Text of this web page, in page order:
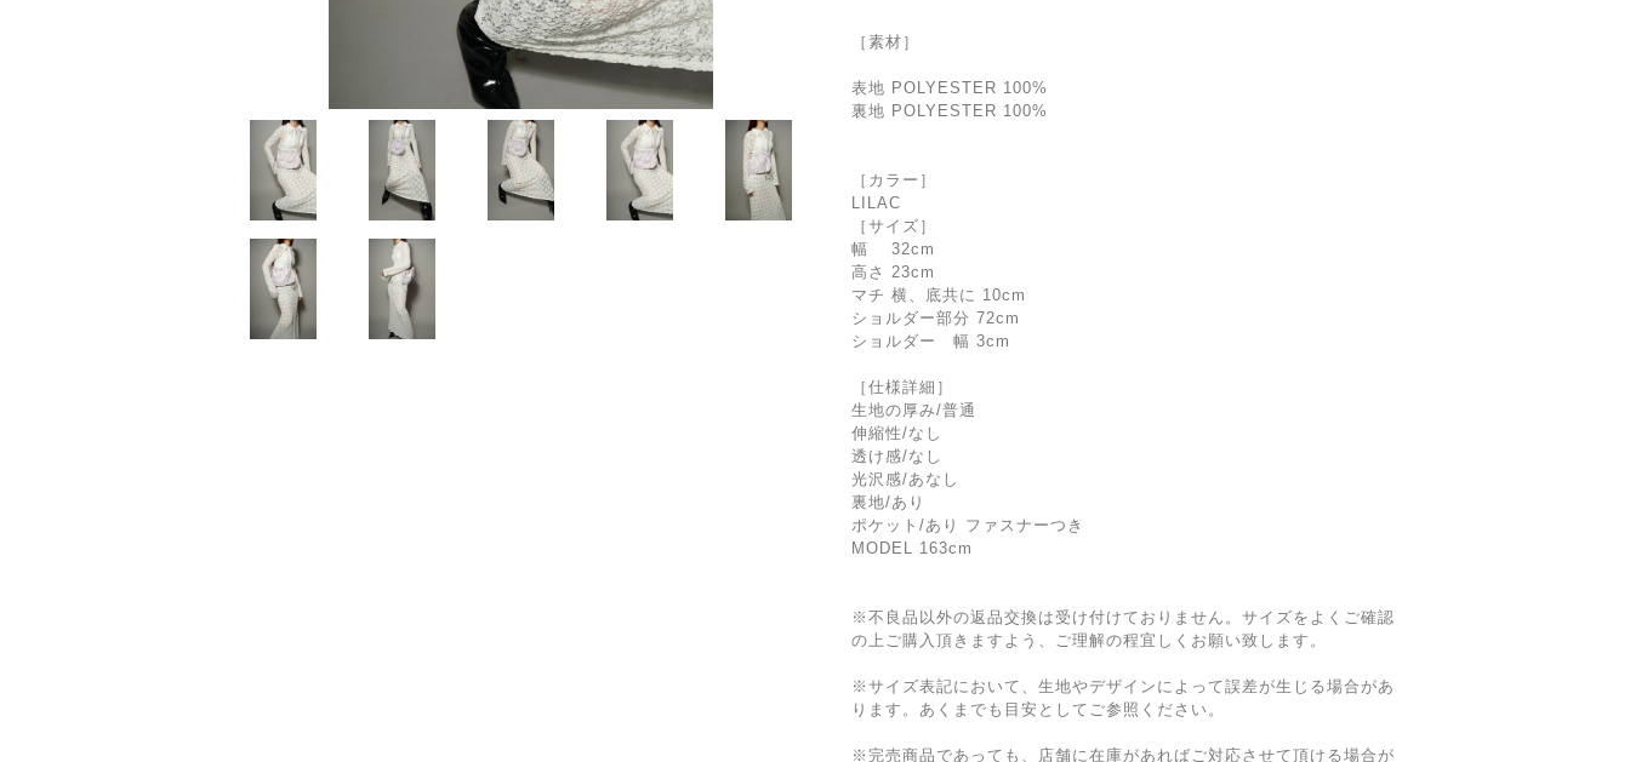
［素材］
表地 POLYESTER 100%
裏地 POLYESTER 100%
［カラー］
LILAC
［サイズ］
幅 32cm
高さ 23cm
マチ 横、底共に 10cm
ショルダー部分 72cm
ショルダー 幅 3cm
［仕様詳細］
生地の厚み/普通
伸縮性/なし
透け感/なし
光沢感/あなし
裏地/あり
ポケット/あり ファスナーつき
MODEL 163cm
※不良品以外の返品交換は受け付けておりません。サイズをよくご確認
の上ご購入頂きますよう、ご理解の程宜しくお願い致します。
※サイズ表記において、生地やデザインによって誤差が生じる場合があ
ります。あくまでも目安としてご参照ください。
※完売商品であっても、店舗に在庫があればご対応させて頂ける場合が